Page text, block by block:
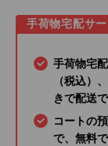
手荷物宅配サ
手荷物宅
（税込）
きで配送
コートの
で、無料